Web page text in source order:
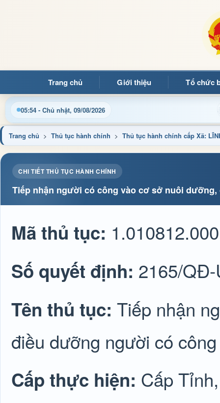
Trang chủ Giới thiệu Tổ chức
05:54 - Chủ nhật, 09/08/2026
Trang thông tin điện tử xã Mường Ảng Cập nhật
Trang chủ > Thủ tục hành chính > Thủ tục hành chính cấp Xã:
CHI TIẾT THỦ TỤC HÀNH CHÍNH
Tiếp nhận người có công vào cơ sở nuôi
Mã thủ tục:
Số quyết định: 2165/
Tên thủ tục: Tiếp nhận
điều dưỡng người có
Cấp thực hiện: Cấp